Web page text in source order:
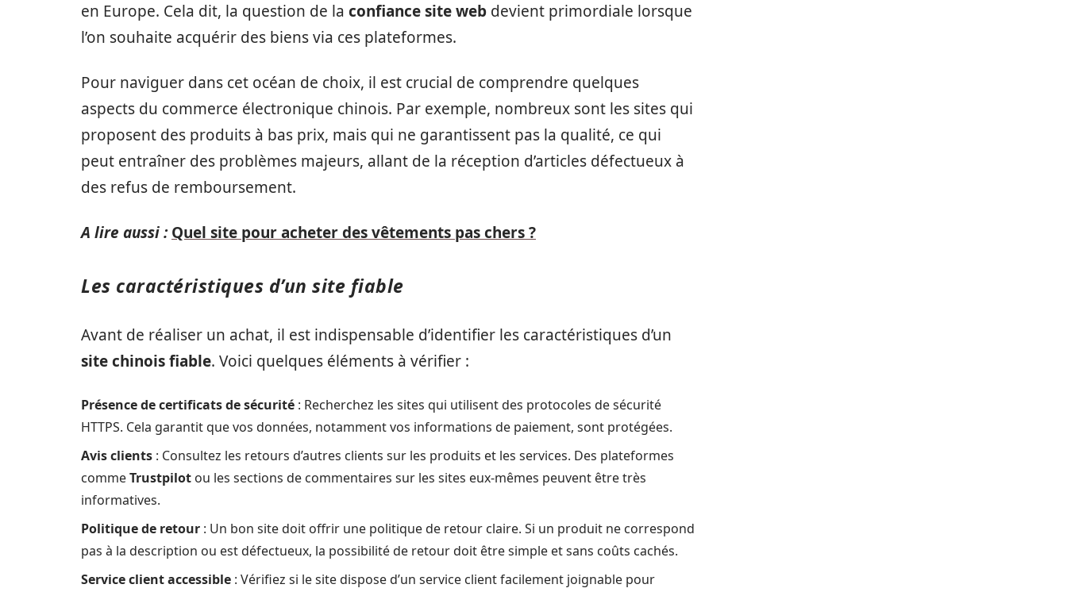
en Europe. Cela dit, la question de la confiance site web devient primordiale lorsque
l’on souhaite acquérir des biens via ces plateformes.
Pour naviguer dans cet océan de choix, il est crucial de comprendre quelques
aspects du commerce électronique chinois. Par exemple, nombreux sont les sites qui
proposent des produits à bas prix, mais qui ne garantissent pas la qualité, ce qui
peut entraîner des problèmes majeurs, allant de la réception d’articles défectueux à
des refus de remboursement.
A lire aussi : Quel site pour acheter des vêtements pas chers ?
Les caractéristiques d’un site fiable
Avant de réaliser un achat, il est indispensable d’identifier les caractéristiques d’un
site chinois fiable. Voici quelques éléments à vérifier :
Présence de certificats de sécurité : Recherchez les sites qui utilisent des protocoles de sécurité
HTTPS. Cela garantit que vos données, notamment vos informations de paiement, sont protégées.
Avis clients : Consultez les retours d’autres clients sur les produits et les services. Des plateformes
commeTrustpilot ou les sections de commentaires sur les sites eux-mêmes peuvent être très
informatives.
Politique de retour : Un bon site doit offrir une politique de retour claire. Si un produit ne correspond
pas à la description ou est défectueux, la possibilité de retour doit être simple et sans coûts cachés.
Service client accessible : Vérifiez si le site dispose d’un service client facilement joignable pour